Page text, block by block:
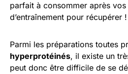
parfait à consommer après vos
d’entraînement pour récupérer !
Parmi les préparations toutes
hyperprotéinés, il existe un
peut donc être difficile de se